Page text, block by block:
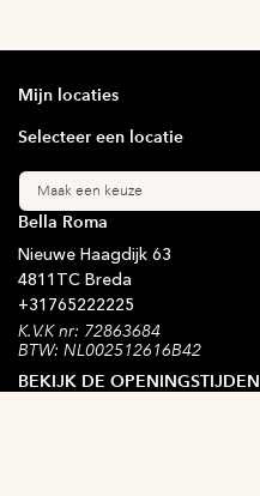
Mijn locaties
Selecteer een locatie
Maak een keuze
Bella Roma
Nieuwe Haagdijk 63
4811TC Breda
+31765222225
K.V.K nr: 72863684
BTW: NL002512616B42
BEKIJK DE OPENINGSTIJDEN